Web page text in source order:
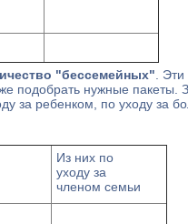
"бессемейных" .
подобрать нужные пакеты.
за ребенком, по уходу за
Из них по
уходу за
членом семьи